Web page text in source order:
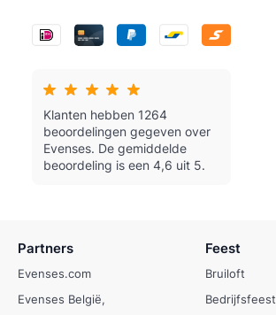
Klanten hebben 1264
beoordelingen gegeven over
Evenses. De gemiddelde
beoordeling is een 4,6 uit 5.
Partners
Evenses.com
Evenses België
Feest
Bruiloft
Bedrijfsfeest